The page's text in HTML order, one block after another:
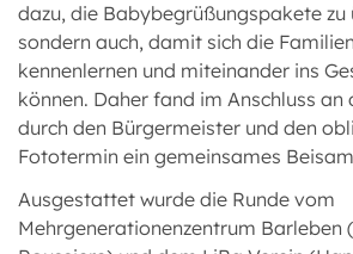
dazu, die Babybegrüßungspakete zu
sondern auch, damit sich die
kennenlernen und miteinander ins
können. Daher fand im Anschluss an
durch den Bürgermeister und den
Fototermin ein gemeinsames
Ausgestattet wurde die Runde vom
Mehrgenerationenzentrum Barleben